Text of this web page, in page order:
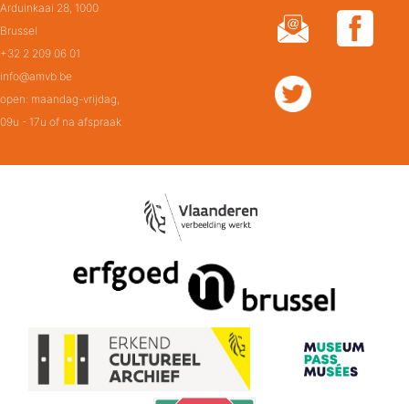
Arduinkaai 28, 1000
Brussel
+32 2 209 06 01
info@amvb.be
open: maandag-vrijdag,
09u - 17u of na afspraak